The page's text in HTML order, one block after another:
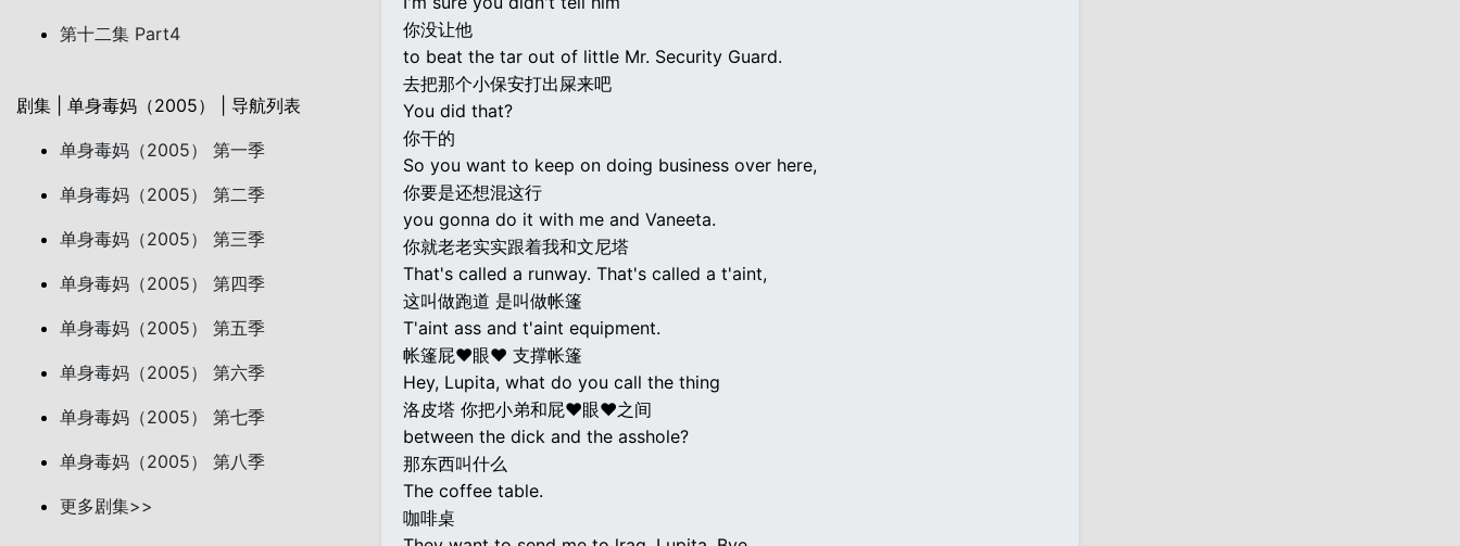
第十二集 Part4
剧集 | 单身毒妈（2005） | 导航列表
单身毒妈（2005） 第一季
单身毒妈（2005） 第二季
单身毒妈（2005） 第三季
单身毒妈（2005） 第四季
单身毒妈（2005） 第五季
单身毒妈（2005） 第六季
单身毒妈（2005） 第七季
单身毒妈（2005） 第八季
更多剧集>>
你没让他
to beat the tar out of little Mr. Security Guard.
去把那个小保安打出屎来吧
You did that?
你干的
So you want to keep on doing business over here,
你要是还想混这行
you gonna do it with me and Vaneeta.
你就老老实实跟着我和文尼塔
That's called a runway. That's called a t'aint,
这叫做跑道 是叫做帐篷
T'aint ass and t'aint equipment.
帐篷屁♥眼♥ 支撑帐篷
Hey, Lupita, what do you call the thing
洛皮塔 你把小弟和屁♥眼♥之间
between the dick and the asshole?
那东西叫什么
The coffee table.
咖啡桌